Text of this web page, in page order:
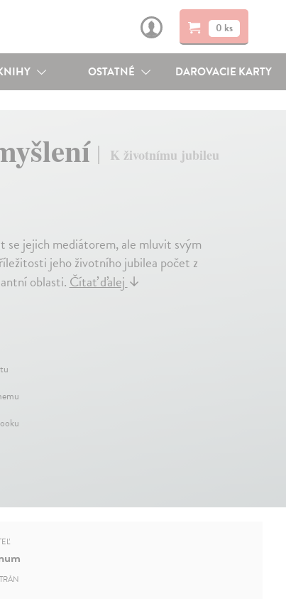
0 ks
OSTATNÉ DAROVACIE KARTY
K životnímu jubileu
se jejich mediátorem, ale mluvit svým
jeho životního jubilea počet z
oblasti.Čítať ďalej↓